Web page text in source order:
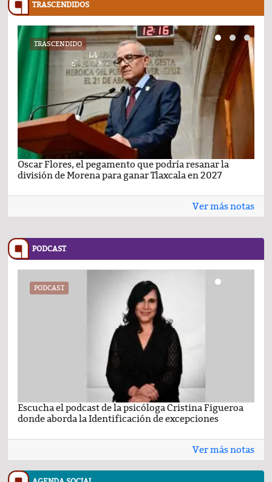
TRASCENDIDOS
TRASCENDIDO
Oscar Flores, el pegamento que podría resanar la
división de Morena para ganar Tlaxcala en 2027
Ver más notas
PODCAST
PODCAST
Escucha el podcast de la psicóloga Cristina Figueroa
donde aborda la Identificación de excepciones
Ver más notas